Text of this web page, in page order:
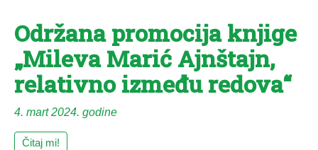
Održana promocija knjige
„Mileva Marić Ajnštajn,
relativno između redova“
4. mart 2024. godine
Čitaj mi!